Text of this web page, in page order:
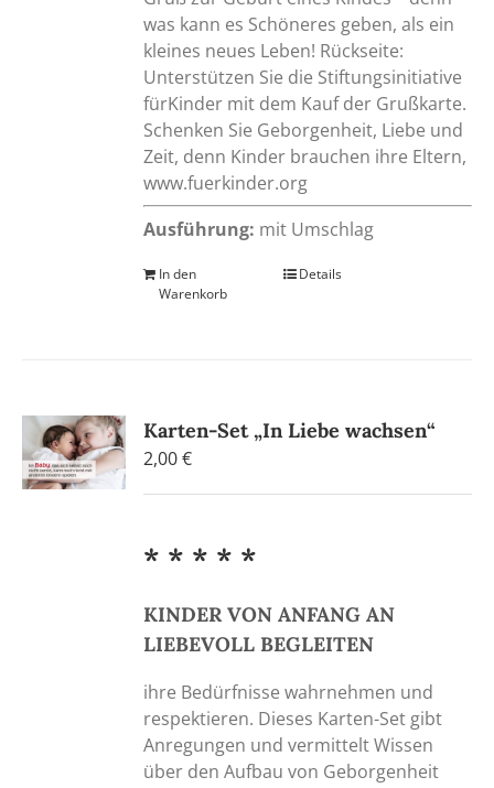
was kann es Schöneres geben, als ein
kleines neues Leben! Rückseite:
Unterstützen Sie die Stiftungsinitiative
fürKinder mit dem Kauf der Grußkarte.
Schenken Sie Geborgenheit, Liebe und
Zeit, denn Kinder brauchen ihre Eltern,
www.fuerkinder.org
Ausführung: mit Umschlag
In den
Warenkorb
Details
Karten-Set „In Liebe wachsen“
2,00€
* * * * *
KINDER VON ANFANG AN
LIEBEVOLL BEGLEITEN
ihre Bedürfnisse wahrnehmen und
respektieren. Dieses Karten-Set gibt
Anregungen und vermittelt Wissen
über den Aufbau von Geborgenheit